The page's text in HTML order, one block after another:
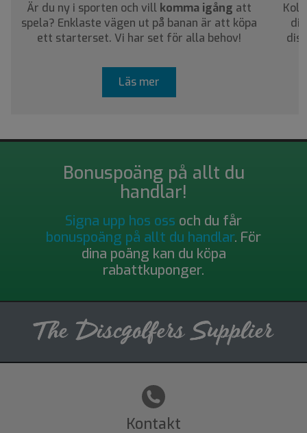
Är du ny i sporten och vill komma igång att
spela? Enklaste vägen ut på banan är att köpa
ett starterset. Vi har set för alla behov!
Läs mer
Bonuspoäng på allt du
handlar!
Signa upp hos oss och du får
bonuspoäng på allt du handlar. För
dina poäng kan du köpa
rabattkuponger.
Kontakt